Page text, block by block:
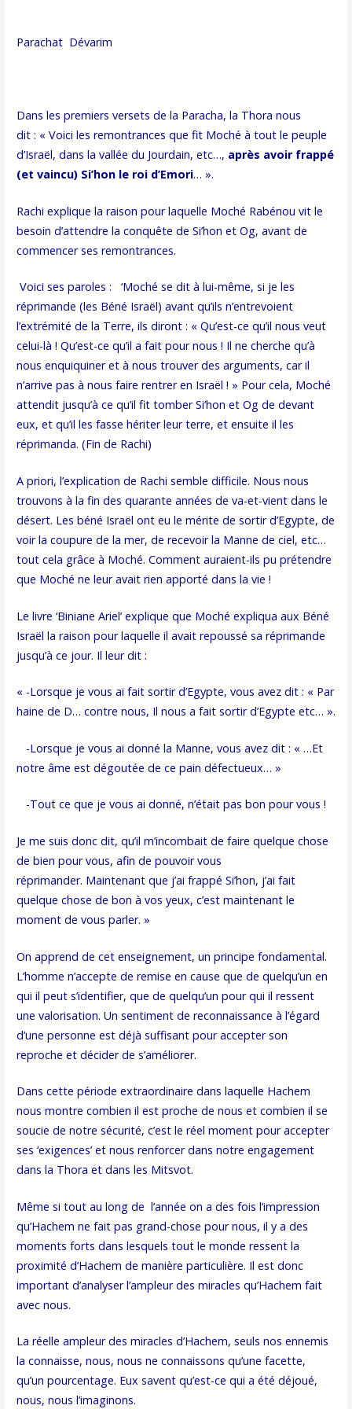
Parachat Dévarim
Dans les premiers versets de la Paracha, la Thora nous
dit : « Voici les remontrances que fit Moché à tout le peuple
d’Israël, dans la vallée du Jourdain, etc…, après avoir frappé
(et vaincu) Si’hon le roi d’Emori… ».
Rachi explique la raison pour laquelle Moché Rabénou vit le
besoin d’attendre la conquête de Si’hon et Og, avant de
commencer ses remontrances.
Voici ses paroles : ‘Moché se dit à lui-même, si je les
réprimande (les Béné Israël) avant qu’ils n’entrevoient
l’extrémité de la Terre, ils diront : « Qu’est-ce qu’il nous veut
celui-là ! Qu’est-ce qu’il a fait pour nous ! Il ne cherche qu’à
nous enquiquiner et à nous trouver des arguments, car il
n’arrive pas à nous faire rentrer en Israël ! » Pour cela, Moché
attendit jusqu’à ce qu’il fit tomber Si’hon et Og de devant
eux, et qu’il les fasse hériter leur terre, et ensuite il les
réprimanda. (Fin de Rachi)
A priori, l’explication de Rachi semble difficile. Nous nous
trouvons à la fin des quarante années de va-et-vient dans le
désert. Les béné Israël ont eu le mérite de sortir d’Egypte, de
voir la coupure de la mer, de recevoir la Manne de ciel, etc…
tout cela grâce à Moché. Comment auraient-ils pu prétendre
que Moché ne leur avait rien apporté dans la vie !
Le livre ‘Biniane Ariel’ explique que Moché expliqua aux Béné
Israël la raison pour laquelle il avait repoussé sa réprimande
jusqu’à ce jour. Il leur dit :
« -Lorsque je vous ai fait sortir d’Egypte, vous avez dit : « Par
haine de D… contre nous, Il nous a fait sortir d’Egypte etc… ».
-Lorsque je vous ai donné la Manne, vous avez dit : « …Et
notre âme est dégoutée de ce pain défectueux… »
-Tout ce que je vous ai donné, n’était pas bon pour vous !
Je me suis donc dit, qu’il m’incombait de faire quelque chose
de bien pour vous, afin de pouvoir vous
réprimander. Maintenant que j’ai frappé Si’hon, j’ai fait
quelque chose de bon à vos yeux, c’est maintenant le
moment de vous parler. »
On apprend de cet enseignement, un principe fondamental.
L’homme n’accepte de remise en cause que de quelqu’un en
qui il peut s’identifier, que de quelqu’un pour qui il ressent
une valorisation. Un sentiment de reconnaissance à l’égard
d’une personne est déjà suffisant pour accepter son
reproche et décider de s’améliorer.
Dans cette période extraordinaire dans laquelle Hachem
nous montre combien il est proche de nous et combien il se
soucie de notre sécurité, c’est le réel moment pour accepter
ses ‘exigences’ et nous renforcer dans notre engagement
dans la Thora et dans les Mitsvot.
Même si tout au long de l’année on a des fois l’impression
qu’Hachem ne fait pas grand-chose pour nous, il y a des
moments forts dans lesquels tout le monde ressent la
proximité d’Hachem de manière particulière. Il est donc
important d’analyser l’ampleur des miracles qu’Hachem fait
avec nous.
La réelle ampleur des miracles d’Hachem, seuls nos ennemis
la connaisse, nous, nous ne connaissons qu’une facette,
qu’un pourcentage. Eux savent qu’est-ce qui a été déjoué,
nous, nous l’imaginons.